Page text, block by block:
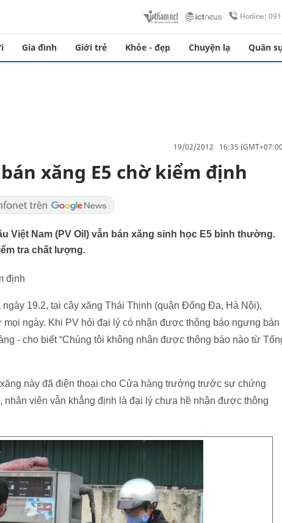
Hotline:
Gia đình Giới trẻ Khỏe - đẹp Chuyện lạ Quân
19/02/2012 16:35
xăng E5 chờ kiểm định
Việt Nam (PV Oil) vẫn bán xăng sinh học E5 bình thường.
tra chất lượng.
định
19.2, tại cây xăng Thái Thịnh (quận Đống Đa, Hà Nội),
ngày. Khi PV hỏi đại lý có nhận được thông báo ngưng bán
- cho biết “Chúng tôi không nhận được thông báo nào từ
này đã điện thoại cho Cửa hàng trưởng trước sự chứng
nhân viên vẫn khẳng định là đại lý chưa hề nhận được thông